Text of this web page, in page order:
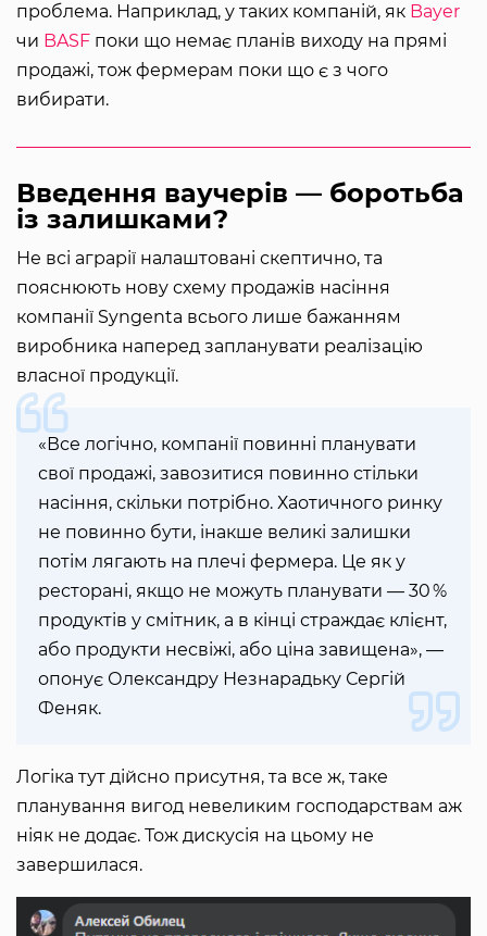
проблема. Наприклад, у таких компаній, як Bayer
чи BASF поки що немає планів виходу на прямі
продажі, тож фермерам поки що є з чого
вибирати.
Введення ваучерів — боротьба
із залишками?
Не всі аграрії налаштовані скептично, та
пояснюють нову схему продажів насіння
компанії Syngenta всього лише бажанням
виробника наперед запланувати реалізацію
власної продукції.
«Все логічно, компанії повинні планувати
свої продажі, завозитися повинно стільки
насіння, скільки потрібно. Хаотичного ринку
не повинно бути, інакше великі залишки
потім лягають на плечі фермера. Це як у
ресторані, якщо не можуть планувати — 30 %
продуктів у смітник, а в кінці страждає клієнт,
або продукти несвіжі, або ціна завищена», —
опонує Олександру Незнарадьку Сергій
Феняк.
Логіка тут дійсно присутня, та все ж, таке
планування вигод невеликим господарствам аж
ніяк не додає. Тож дискусія на цьому не
завершилася.